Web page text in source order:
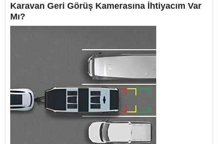
Karavan Geri Görüş Kamerasına İhtiyacım Var
Mı?